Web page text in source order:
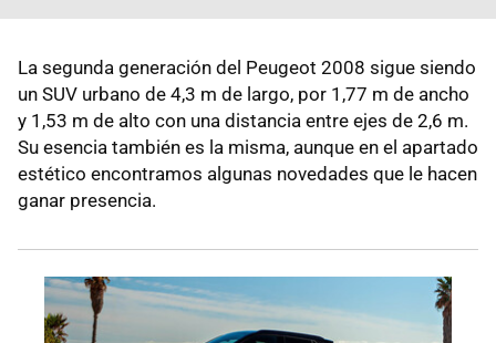
La segunda generación del Peugeot 2008 sigue siendo
un SUV urbano de 4,3 m de largo, por 1,77 m de ancho
y 1,53 m de alto con una distancia entre ejes de 2,6 m.
Su esencia también es la misma, aunque en el apartado
estético encontramos algunas novedades que le hacen
ganar presencia.